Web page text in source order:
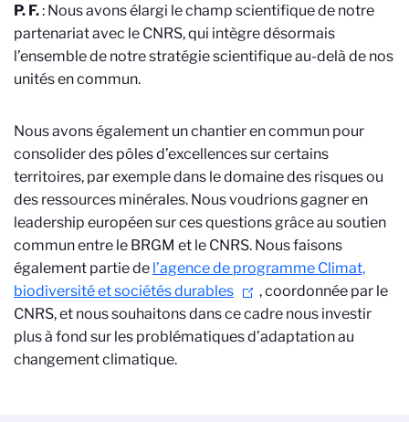
P. F.: Nous avons élargi le champ scientifique de notre
partenariat avec le CNRS, qui intègre désormais
l’ensemble de notre stratégie scientifique au-delà de nos
unités en commun.
Nous avons également un chantier en commun pour
consolider des pôles d’excellences sur certains
territoires, par exemple dans le domaine des risques ou
des ressources minérales. Nous voudrions gagner en
leadership européen sur ces questions grâce au soutien
commun entre le BRGM et le CNRS. Nous faisons
également partie de l’agence de programme Climat,
biodiversité et sociétés durables
, coordonnée par le
CNRS, et nous souhaitons dans ce cadre nous investir
plus à fond sur les problématiques d’adaptation au
changement climatique.